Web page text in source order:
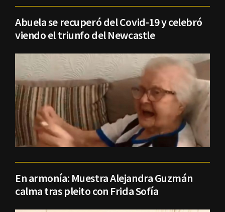
Abuela se recuperó del Covid-19 y celebró
viendo el triunfo del Newcastle
En armonía: Muestra Alejandra Guzmán
calma tras pleito con Frida Sofía